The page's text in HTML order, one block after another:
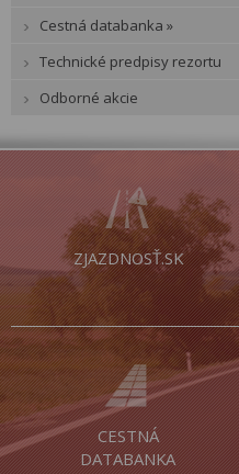
Cestná databanka »
Technické predpisy rezortu
Odborné akcie
ZJAZDNOSŤ.SK
CESTNÁ
DATABANKA